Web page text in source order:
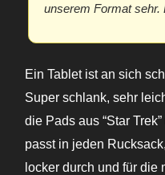
unserem Format sehr.
Ein Tablet ist an sich
Super schlank, sehr
die Pads aus “Star
passt in jeden
locker durch und für die